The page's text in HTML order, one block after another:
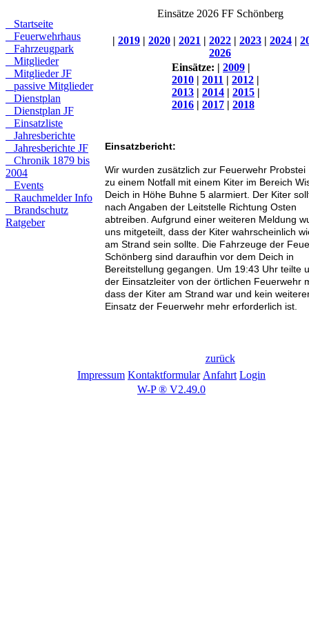
Startseite
Feuerwehrhaus
Fahrzeugpark
Mitglieder
Mitglieder JF
passive Mitglieder
Dienstplan
Dienstplan JF
Einsatzliste
Jahresberichte
Jahresberichte JF
Chronik 1879 bis
2004
Events
Rauchmelder Info
Brandschutz
Ratgeber
Einsätze 2026 FF Schönberg
| 2019 | 2020 | 2021 | 2022 | 2023 | 2024 |
2026
Einsätze: | 2009 |
2010 | 2011 | 2012 |
2013 | 2014 | 2015 |
2016 | 2017 | 2018
Einsatzbericht:
Wir wurden zusätzlich zur Feuerwehr Probstei
zu einem Notfall mit einem Kiter im Bereich
Deich in Höhe Buhne 5 alarmiert. Der Kiter
nach Angaben der Leitstelle Richtung Osten
abtreiben. Aufgrund einer weiteren Meldung
uns mitgeteilt, dass der Kiter wahrscheinlich
am Strand sein sollte. Die Fahrzeuge der
Schönberg sind daraufhin vor dem Deich in
Bereitstellung gegangen. Um 19:43 Uhr teilte
der Einsatzleiter von der örtlichen Feuerwehr
dass der Kiter am Strand war und kein
Einsatz der Feuerwehr mehr erforderlich ist.
zurück
Impressum Kontaktformular Anfahrt Login
W-P ® V2.49.0